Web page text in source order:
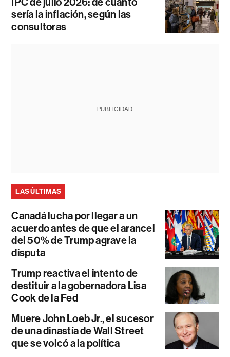
sería la inflación, según las
consultoras
PUBLICIDAD
LAS ÚLTIMAS
Canadá lucha por llegar a un
acuerdo antes de que el arancel
del 50% de Trump agrave la
disputa
Trump reactiva el intento de
destituir a la gobernadora Lisa
Cook de la Fed
Muere John Loeb Jr., el sucesor
de una dinastía de Wall Street
que se volcó a la política